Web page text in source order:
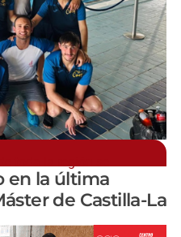
toda la región se
en la última
de Castilla-La